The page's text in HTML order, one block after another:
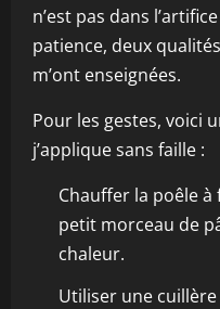
n’est pas dans
patience, deux
m’ont enseignées.
Pour les gestes, voici
j’applique sans faille :
Chauffer la poêle
petit morceau de
chaleur.
Utiliser une